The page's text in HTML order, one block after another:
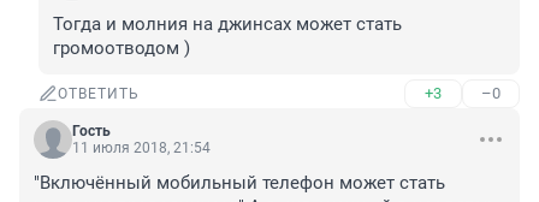
Тогда и молния на джинсах может стать
громоотводом )
ОТВЕТИТЬ +3 –0
Гость
11 июля 2018, 21:54
"Включённый мобильный телефон может стать